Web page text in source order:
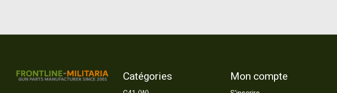
Catégories Mon compte